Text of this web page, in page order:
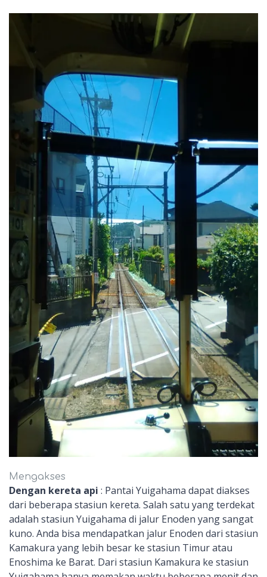
Mengakses
Dengan kereta api : Pantai Yuigahama dapat diakses
dari beberapa stasiun kereta. Salah satu yang terdekat
adalah stasiun Yuigahama di jalur Enoden yang sangat
kuno. Anda bisa mendapatkan jalur Enoden dari stasiun
Kamakura yang lebih besar ke stasiun Timur atau
Enoshima ke Barat. Dari stasiun Kamakura ke stasiun